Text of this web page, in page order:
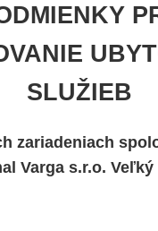
SLUŽIEB
zariadeniach
Varga s.r.o. Veľký